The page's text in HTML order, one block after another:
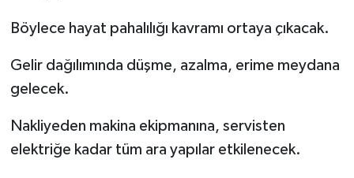
Böylece hayat pahalılığı kavramı ortaya çıkacak.
Gelir dağılımında düşme, azalma, erime meydana
gelecek.
Nakliyeden makina ekipmanına, servisten
elektriğe kadar tüm ara yapılar etkilenecek.